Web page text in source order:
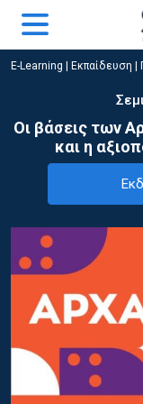
E-Learning Εκπαίδευση
Οι βάσεις των
και η